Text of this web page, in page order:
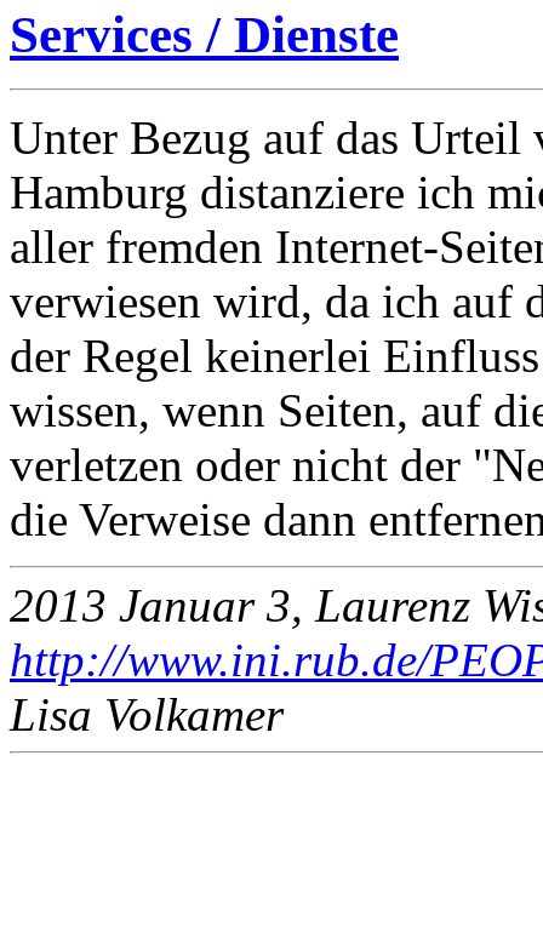
Services / Dienste
Unter Bezug auf das
Hamburg distanziere ich
aller fremden Internet-
verwiesen wird, da ich auf
der Regel keinerlei
wissen, wenn Seiten, auf
verletzen oder nicht der
die Verweise dann
2013 Januar 3, Laurenz
http://www.ini.rub.de/
Lisa Volkamer